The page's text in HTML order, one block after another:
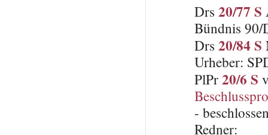
Drs 20/77 S
Bündnis 90/
Drs 20/84 S
Urheber:
PlPr20/6 S
-
Redner: